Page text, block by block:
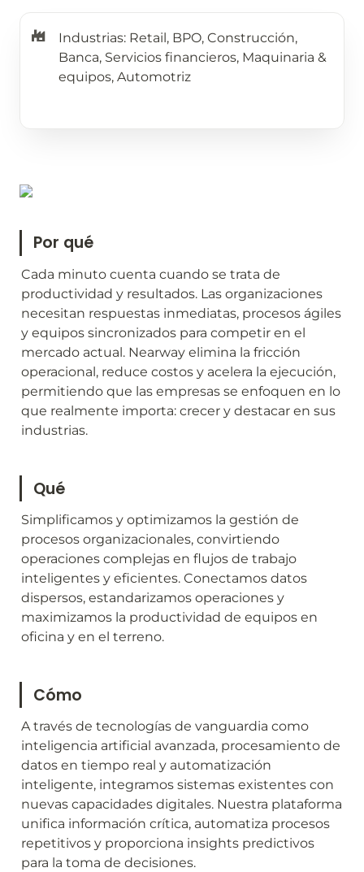
Industrias: Retail, BPO, Construcción,
Banca, Servicios financieros, Maquinaria &
equipos, Automotriz
Por qué
Cada minuto cuenta cuando se trata de
productividad y resultados. Las organizaciones
necesitan respuestas inmediatas, procesos ágiles
y equipos sincronizados para competir en el
mercado actual. Nearway elimina la fricción
operacional, reduce costos y acelera la ejecución,
permitiendo que las empresas se enfoquen en lo
que realmente importa: crecer y destacar en sus
industrias.
Qué
Simplificamos y optimizamos la gestión de
procesos organizacionales, convirtiendo
operaciones complejas en flujos de trabajo
inteligentes y eficientes. Conectamos datos
dispersos, estandarizamos operaciones y
maximizamos la productividad de equipos en
oficina y en el terreno.
Cómo
A través de tecnologías de vanguardia como
inteligencia artificial avanzada, procesamiento de
datos en tiempo real y automatización
inteligente, integramos sistemas existentes con
nuevas capacidades digitales. Nuestra plataforma
unifica información crítica, automatiza procesos
repetitivos y proporciona insights predictivos
para la toma de decisiones.